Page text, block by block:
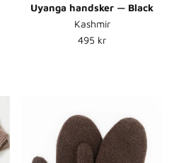
Uyanga handsker — Black
Kashmir
Normalpris
495 kr